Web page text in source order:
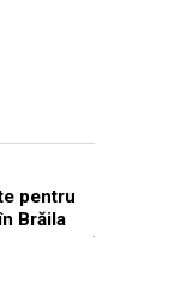
pentru
Brăila